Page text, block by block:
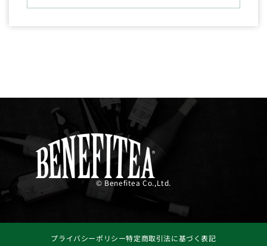
© Benefitea Co.,Ltd.
プライバシーポリシー特定商取引法に基づく表記